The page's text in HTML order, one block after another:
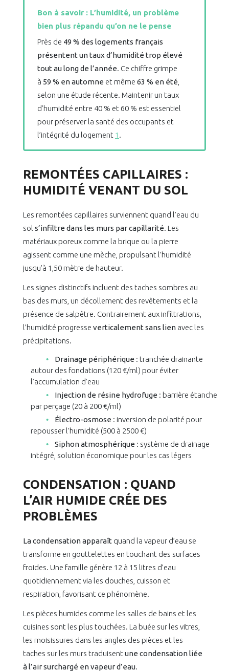
Bon à savoir : L’humidité, un problème
bien plus répandu qu’on ne le pense
Près de 49 % des logements français
présentent un taux d’humidité trop élevé
tout au long de l’année. Ce chiffre grimpe
à 59 % en automne et même 63 % en été
selon une étude récente. Maintenir un taux
d’humidité entre 40 % et 60 % est essentiel
pour préserver la santé des occupants et
l’intégrité du logement 1 .
REMONTÉES CAPILLAIRES :
HUMIDITÉ VENANT DU SOL
Les remontées capillaires surviennent quand l’eau du
sol s’infiltre dans les murs par capillarité. Les
matériaux poreux comme la brique ou la pierre
agissent comme une mèche, propulsant l’humidité
jusqu’à 1,50 mètre de hauteur.
Les signes distinctifs incluent des taches sombres au
bas des murs, un décollement des revêtements et la
présence de salpêtre. Contrairement aux infiltrations,
l’humidité progresse verticalement sans lien avec les
précipitations.
Drainage périphérique : tranchée drainante
autour des fondations (120 €/ml) pour éviter
l’accumulation d’eau
Injection de résine hydrofuge : barrière étanche
par perçage (20 à 200 €/ml)
Électro-osmose : inversion de polarité pour
repousser l’humidité (500 à 2500 €)
Siphon atmosphérique : système de drainage
intégré, solution économique pour les cas légers
CONDENSATION : QUAND
L’AIR HUMIDE CRÉE DES
PROBLÈMES
La condensation apparaît quand la vapeur d’eau se
transforme en gouttelettes en touchant des surfaces
froides. Une famille génère 12 à 15 litres d’eau
quotidiennement via les douches, cuisson et
respiration, favorisant ce phénomène.
Les pièces humides comme les salles de bains et les
cuisines sont les plus touchées. La buée sur les vitres,
les moisissures dans les angles des pièces et les
taches sur les murs traduisent une condensation liée
à l’air surchargé en vapeur d’eau.